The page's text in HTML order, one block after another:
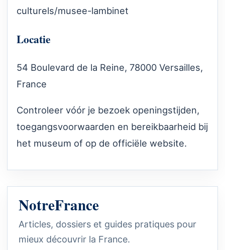
culturels/musee-lambinet
Locatie
54 Boulevard de la Reine, 78000 Versailles,
France
Controleer vóór je bezoek openingstijden,
toegangsvoorwaarden en bereikbaarheid bij
het museum of op de officiële website.
NotreFrance
Articles, dossiers et guides pratiques pour
mieux découvrir la France.